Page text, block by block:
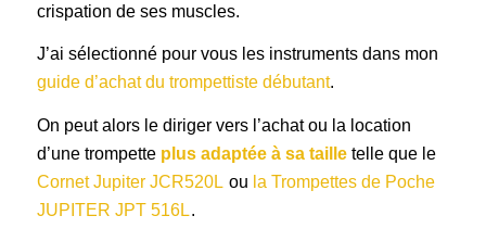
crispation de ses muscles.
J’ai sélectionné pour vous les instruments dans mon
guide d’achat du trompettiste débutant.
On peut alors le diriger vers l’achat ou la location
d’une trompette plus adaptée à sa tailletelle que le
Cornet Jupiter JCR520L ou la Trompettes de Poche
JUPITER JPT 516L.